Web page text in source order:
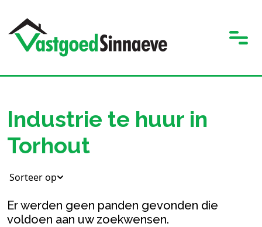
Industrie te huur in
Torhout
Sorteer op
Er werden geen panden gevonden die
voldoen aan uw zoekwensen.